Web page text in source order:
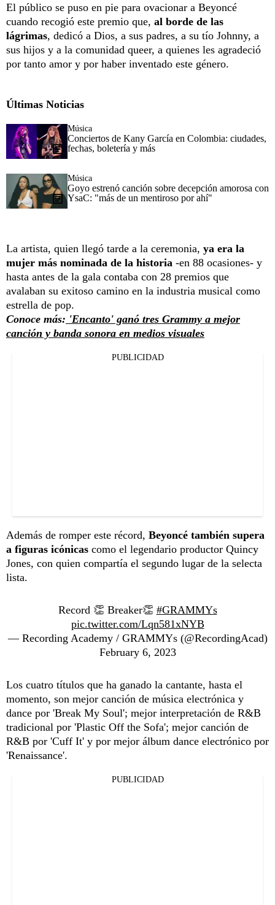
El público se puso en pie para ovacionar a Beyoncé
cuando recogió este premio que, al borde de las
lágrimas, dedicó a Dios, a sus padres, a su tío Johnny, a
sus hijos y a la comunidad queer, a quienes les agradeció
por tanto amor y por haber inventado este género.
Últimas Noticias
Música
Conciertos de Kany García en Colombia: ciudades,
fechas, boletería y más
Música
Goyo estrenó canción sobre decepción amorosa con
YsaC: "más de un mentiroso por ahí"
La artista, quien llegó tarde a la ceremonia, ya era la
mujer más nominada de la historia -en 88 ocasiones- y
hasta antes de la gala contaba con 28 premios que
avalaban su exitoso camino en la industria musical como
estrella de pop.
Conoce más: 'Encanto' ganó tres Grammy a mejor
canción y banda sonora en medios visuales
PUBLICIDAD
Además de romper este récord, Beyoncé también supera
a figuras icónicas como el legendario productor Quincy
Jones, con quien compartía el segundo lugar de la selecta
lista.
Record 👏 Breaker👏 #GRAMMYs
pic.twitter.com/Lqn581xNYB
— Recording Academy / GRAMMYs (@RecordingAcad)
February 6, 2023
Los cuatro títulos que ha ganado la cantante, hasta el
momento, son mejor canción de música electrónica y
dance por 'Break My Soul'; mejor interpretación de R&B
tradicional por 'Plastic Off the Sofa'; mejor canción de
R&B por 'Cuff It' y por mejor álbum dance electrónico por
'Renaissance'.
PUBLICIDAD